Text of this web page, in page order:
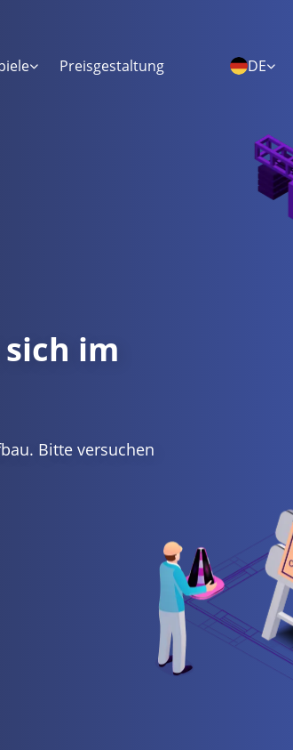
Preisgestaltung DE
im
Bitte versuchen